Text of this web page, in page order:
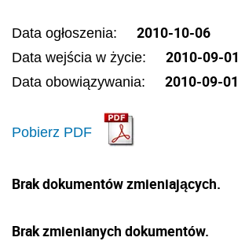
Data ogłoszenia: 2010-10-06
Data wejścia w życie: 2010-09-01
Data obowiązywania: 2010-09-01
Pobierz PDF
Brak dokumentów zmieniających.
Brak zmienianych dokumentów.